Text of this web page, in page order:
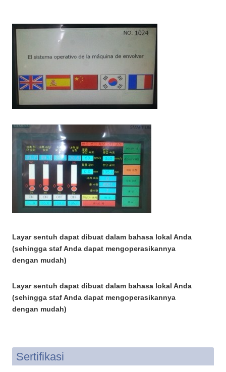
Layar sentuh dapat dibuat dalam bahasa lokal Anda
(sehingga staf Anda dapat mengoperasikannya
dengan mudah)
Layar sentuh dapat dibuat dalam bahasa lokal Anda
(sehingga staf Anda dapat mengoperasikannya
dengan mudah)
Sertifikasi